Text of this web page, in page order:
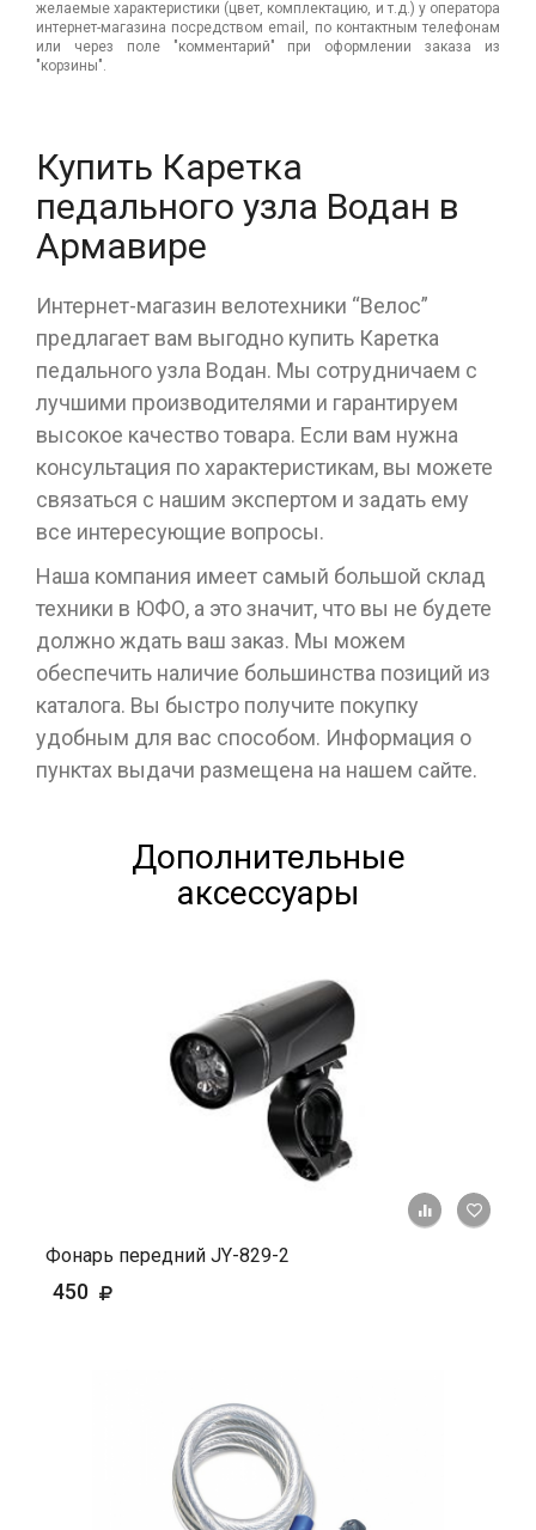
желаемые характеристики (цвет, комплектацию, и т.д.) у оператора
интернет-магазина посредством email, по контактным телефонам
или через поле "комментарий" при оформлении заказа из
"корзины".
Купить Каретка
педального узла Водан в
Армавире
Интернет-магазин велотехники “Велос”
предлагает вам выгодно купить Каретка
педального узла Водан. Мы сотрудничаем с
лучшими производителями и гарантируем
высокое качество товара. Если вам нужна
консультация по характеристикам, вы можете
связаться с нашим экспертом и задать ему
все интересующие вопросы.
Наша компания имеет самый большой склад
техники в ЮФО, а это значит, что вы не будете
должно ждать ваш заказ. Мы можем
обеспечить наличие большинства позиций из
каталога. Вы быстро получите покупку
удобным для вас способом. Информация о
пунктах выдачи размещена на нашем сайте.
Дополнительные
аксессуары
+ К
Фонарь передний JY-829-2
450